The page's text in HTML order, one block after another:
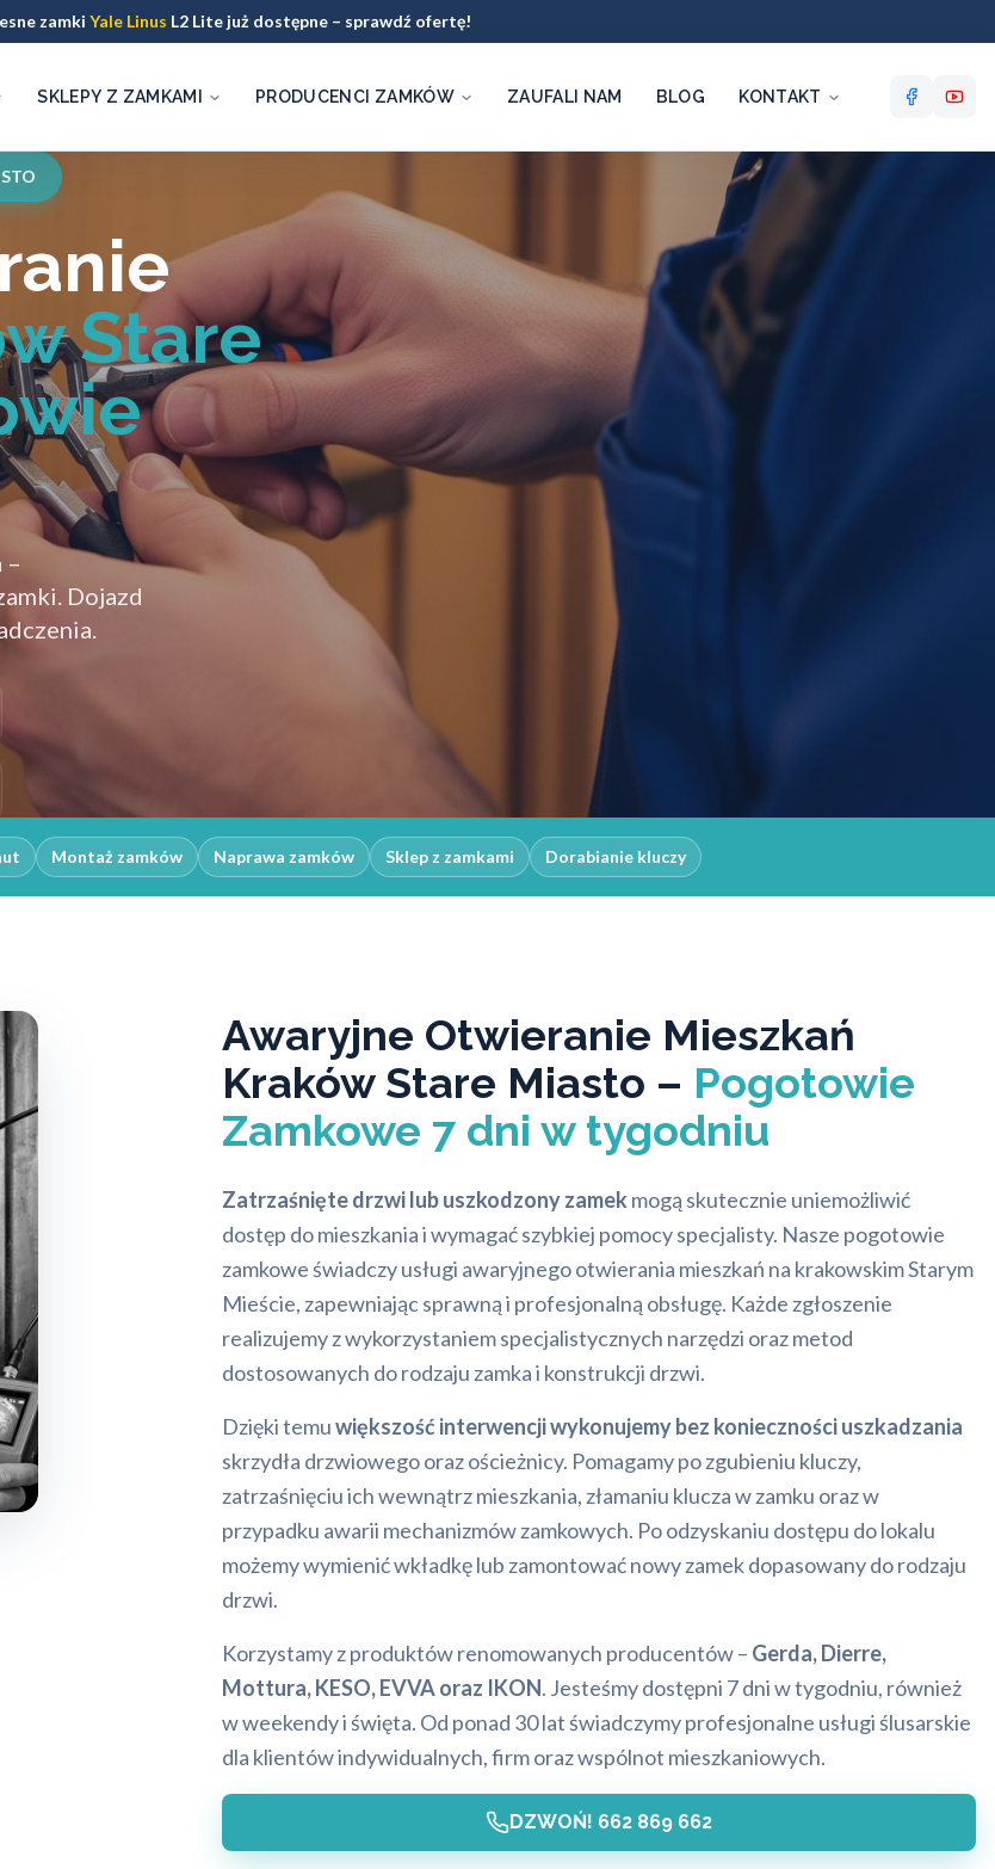
zamki Yale Linus L2 Lite już dostępne – sprawdź ofertę!
SKLEPY Z ZAMKAMI PRODUCENCI ZAMKÓW ZAUFALI NAM BLOG KONTAKT
Stare
–
Dojazd
Montaż zamków Naprawa zamków Sklep z zamkami Dorabianie kluczy
Awaryjne Otwieranie Mieszkań
Kraków Stare Miasto – Pogotowie
Zamkowe 7 dni w tygodniu
Zatrzaśnięte drzwi lub uszkodzony zamek mogą skutecznie uniemożliwić
dostęp do mieszkania i wymagać szybkiej pomocy specjalisty. Nasze pogotowie
zamkowe świadczy usługi awaryjnego otwierania mieszkań na krakowskim Starym
Mieście, zapewniając sprawną i profesjonalną obsługę. Każde zgłoszenie
realizujemy z wykorzystaniem specjalistycznych narzędzi oraz metod
dostosowanych do rodzaju zamka i konstrukcji drzwi.
Dzięki temuwiększość interwencji wykonujemy bez konieczności uszkadzania
skrzydła drzwiowego oraz ościeżnicy. Pomagamy po zgubieniu kluczy,
zatrzaśnięciu ich wewnątrz mieszkania, złamaniu klucza w zamku oraz w
przypadku awarii mechanizmów zamkowych. Po odzyskaniu dostępu do lokalu
możemy wymienić wkładkę lub zamontować nowy zamek dopasowany do rodzaju
drzwi.
Korzystamy z produktów renomowanych producentów – Gerda, Dierre,
Mottura, KESO, EVVA oraz IKON. Jesteśmy dostępni 7 dni w tygodniu, również
w weekendy i święta. Od ponad 30 lat świadczymy profesjonalne usługi ślusarskie
dla klientów indywidualnych, firm oraz wspólnot mieszkaniowych.
DZWOŃ! 662 869 662